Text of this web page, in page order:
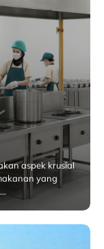
aspek krusial
yang